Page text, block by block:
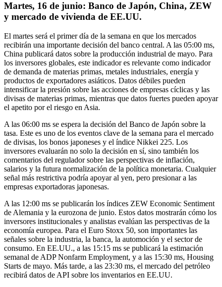
Martes, 16 de junio: Banco de Japón, China, ZEW
y mercado de vivienda de EE.UU.
El martes será el primer día de la semana en que los mercados
recibirán una importante decisión del banco central. A las 05:00 ms,
China publicará datos sobre la producción industrial de mayo. Para
los inversores globales, este indicador es relevante como indicador
de demanda de materias primas, metales industriales, energía y
productos de exportadores asiáticos. Datos débiles pueden
intensificar la presión sobre las acciones de empresas cíclicas y las
divisas de materias primas, mientras que datos fuertes pueden apoyar
el apetito por el riesgo en Asia.
A las 06:00 ms se espera la decisión del Banco de Japón sobre la
tasa. Este es uno de los eventos clave de la semana para el mercado
de divisas, los bonos japoneses y el índice Nikkei 225. Los
inversores evaluarán no solo la decisión en sí, sino también los
comentarios del regulador sobre las perspectivas de inflación,
salarios y la futura normalización de la política monetaria. Cualquier
señal más restrictiva podría apoyar al yen, pero presionar a las
empresas exportadoras japonesas.
A las 12:00 ms se publicarán los índices ZEW Economic Sentiment
de Alemania y la eurozona de junio. Estos datos mostrarán cómo los
inversores institucionales y analistas evalúan las perspectivas de la
economía europea. Para el Euro Stoxx 50, son importantes las
señales sobre la industria, la banca, la automoción y el sector de
consumo. En EE.UU., a las 15:15 ms se publicará la estimación
semanal de ADP Nonfarm Employment, y a las 15:30 ms, Housing
Starts de mayo. Más tarde, a las 23:30 ms, el mercado del petróleo
recibirá datos de API sobre los inventarios en EE.UU.